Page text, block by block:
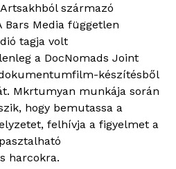
származó
Media független
tagja volt
a DocNomads Joint
készítésből
Mkrtumyan munkája során
hogy bemutassa a
felhívja a figyelmet a
harcokra.